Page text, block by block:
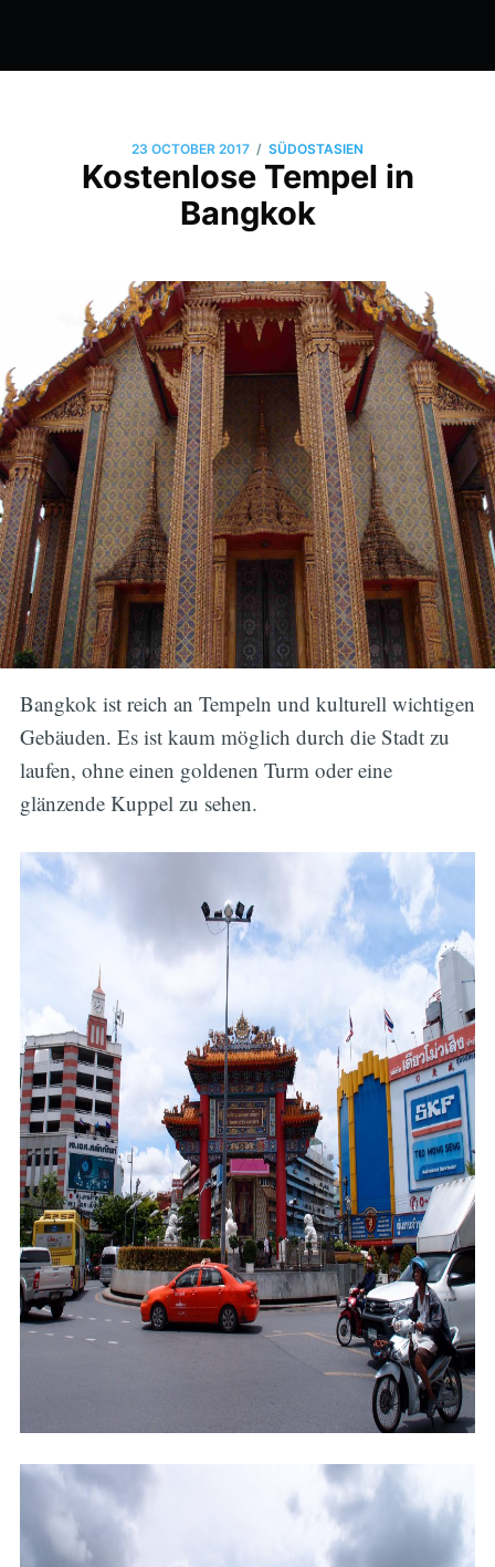
23 OCTOBER 2017 / SÜDOSTASIEN
Kostenlose Tempel in
Bangkok
Bangkok ist reich an Tempeln und kulturell wichtigen
Gebäuden. Es ist kaum möglich durch die Stadt zu
laufen, ohne einen goldenen Turm oder eine
glänzende Kuppel zu sehen.